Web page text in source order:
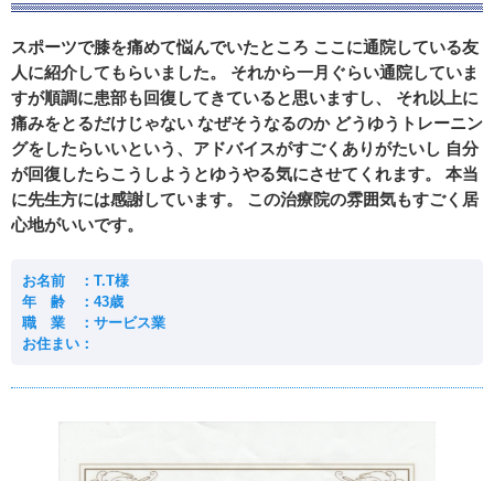
スポーツで膝を痛めて悩んでいたところ ここに通院している友
人に紹介してもらいました。 それから一月ぐらい通院していま
すが順調に患部も回復してきていると思いますし、 それ以上に
痛みをとるだけじゃない なぜそうなるのか どうゆうトレーニン
グをしたらいいという、アドバイスがすごくありがたいし 自分
が回復したらこうしようとゆうやる気にさせてくれます。 本当
に先生方には感謝しています。 この治療院の雰囲気もすごく居
心地がいいです。
お名前 ：T.T様
年 齢 ：43歳
職 業 ：サービス業
お住まい：